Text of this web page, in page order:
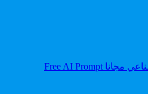
مولد أوامر الذكاء الاصطناعي مجانا Free AI Prompt